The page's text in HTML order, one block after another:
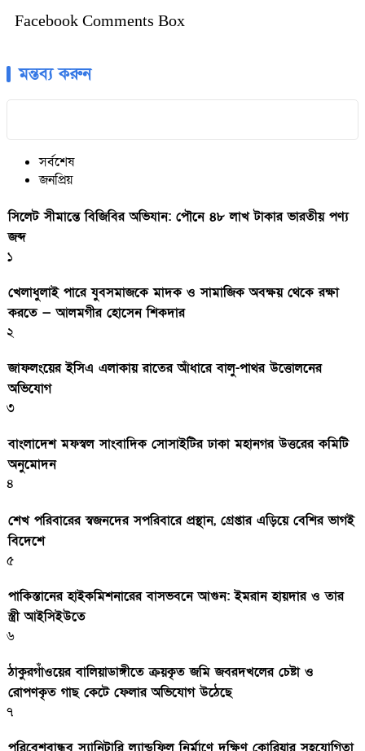
Facebook Comments Box
মন্তব্য করুন
সর্বশেষ
জনপ্রিয়
সিলেট সীমান্তে বিজিবির অভিযান: পৌনে ৪৮ লাখ টাকার ভারতীয় পণ্য
জব্দ
১
খেলাধুলাই পারে যুবসমাজকে মাদক ও সামাজিক অবক্ষয় থেকে রক্ষা
করতে — আলমগীর হোসেন শিকদার
২
জাফলংয়ের ইসিএ এলাকায় রাতের আঁধারে বালু-পাথর উত্তোলনের
অভিযোগ
৩
বাংলাদেশ মফস্বল সাংবাদিক সোসাইটির ঢাকা মহানগর উত্তরের কমিটি
অনুমোদন
৪
শেখ পরিবারের স্বজনদের সপরিবারে প্রস্থান, গ্রেপ্তার এড়িয়ে বেশির ভাগই
বিদেশে
৫
পাকিস্তানের হাইকমিশনারের বাসভবনে আগুন: ইমরান হায়দার ও তার
স্ত্রী আইসিইউতে
৬
ঠাকুরগাঁওয়ের বালিয়াডাঙ্গীতে ক্রয়কৃত জমি জবরদখলের চেষ্টা ও
রোপণকৃত গাছ কেটে ফেলার অভিযোগ উঠেছে
৭